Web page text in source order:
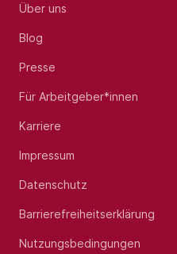
Über uns
Blog
Presse
Für Arbeitgeber*innen
Karriere
Impressum
Datenschutz
Barrierefreiheitserklärung
Nutzungsbedingungen